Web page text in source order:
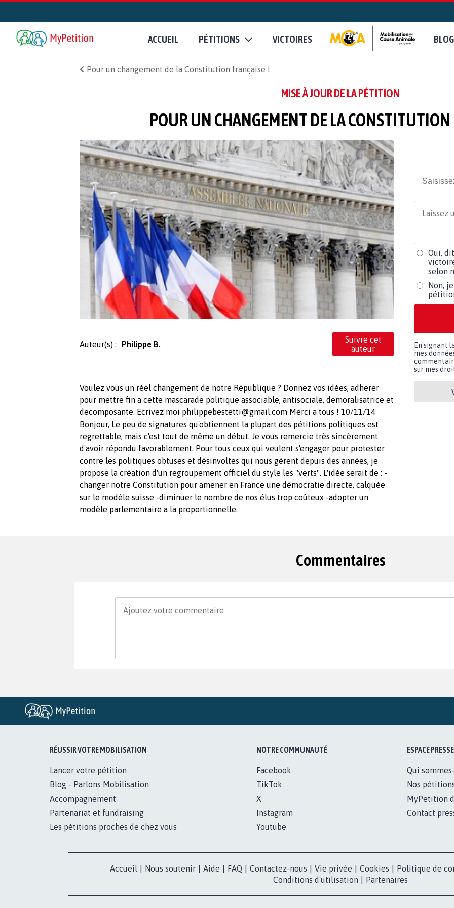
ACCUEIL PÉTITIONS VICTOIRES BLOG
Pour un changement de la Constitution française !
MISE À JOUR DE LA PÉTITION
POUR UN CHANGEMENT DE LA CONSTITUTION
Auteur(s) : Philippe B.
Suivre cet
auteur
Voulez vous un réel changement de notre République ? Donnez vos idées, adherer
pour mettre fin a cette mascarade politique associable, antisociale, demoralisatrice et
decomposante. Ecrivez moi philippebestetti@gmail.com Merci a tous ! 10/11/14
Bonjour, Le peu de signatures qu'obtiennent la plupart des pétitions politiques est
regrettable, mais c'est tout de même un début. Je vous remercie très sincèrement
d'avoir répondu favorablement. Pour tous ceux qui veulent s'engager pour protester
contre les politiques obtuses et désinvoltes qui nous gèrent depuis des années, je
propose la création d'un regroupement officiel du style les "verts". L'idée serait de : -
changer notre Constitution pour amener en France une démocratie directe, calquée
sur le modèle suisse -diminuer le nombre de nos élus trop coûteux -adopter un
modèle parlementaire a la proportionnelle.
Oui,
selon
Non,
En signant
mes
sur mes
Commentaires
RÉUSSIR VOTRE MOBILISATION
Lancer votre pétition
Blog - Parlons Mobilisation
Accompagnement
Partenariat et fundraising
Les pétitions proches de chez vous
NOTRE COMMUNAUTÉ
Facebook
TikTok
X
Instagram
Youtube
ESPACE PRESSE
Qui
Nos
MyPetition
Contact
Accueil Nous soutenir Aide FAQ Contactez-nous Vie privée Cookies Politique de
Conditions d'utilisation
Partenaires